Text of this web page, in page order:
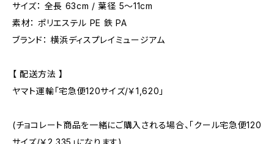
サイズ： 全長 63cm / 葉径 5～11cm
素材： ポリエステル PE 鉄 PA
ブランド： 横浜ディスプレイミュージアム
【 配送方法 】
ヤマト運輸「宅急便120サイズ/￥1,620」
(チョコレート商品を一緒にご購入される場合、「クール宅急便120
サイズ/￥2,335」になります)